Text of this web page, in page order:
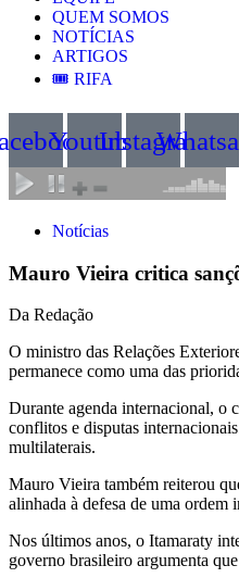
QUEM SOMOS
NOTÍCIAS
ARTIGOS
🎟️ RIFA
YoutubeInstagram
Notícias
Mauro Vieira critica
Da Redação
O ministro das Relações
permanece como uma das
Durante agenda internacional, o
conflitos e disputas
multilaterais.
Mauro Vieira também reiterou
alinhada à defesa de uma ordem
Nos últimos anos, o Itamaraty
governo brasileiro argumenta